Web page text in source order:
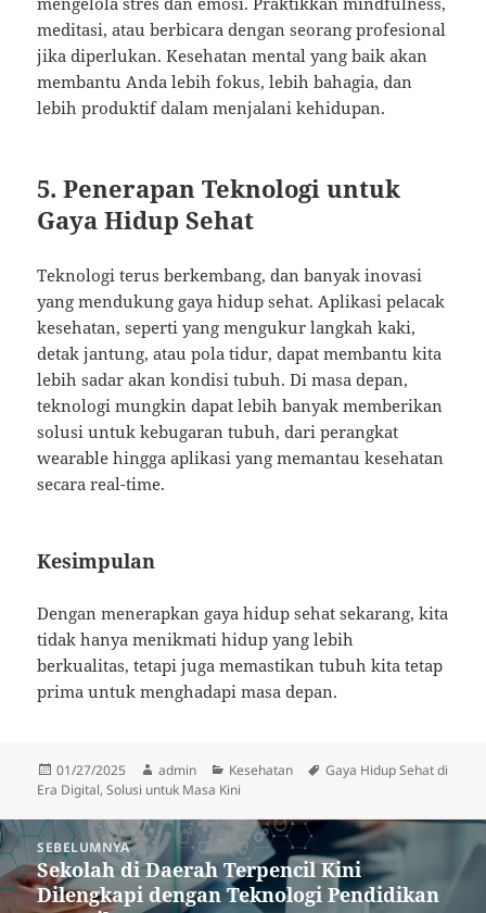
meditasi, atau berbicara dengan seorang profesional
jika diperlukan. Kesehatan mental yang baik akan
membantu Anda lebih fokus, lebih bahagia, dan
lebih produktif dalam menjalani kehidupan.
5.Penerapan Teknologi untuk
Gaya Hidup Sehat
Teknologi terus berkembang, dan banyak inovasi
yang mendukung gaya hidup sehat. Aplikasi pelacak
kesehatan, seperti yang mengukur langkah kaki,
detak jantung, atau pola tidur, dapat membantu kita
lebih sadar akan kondisi tubuh. Di masa depan,
teknologi mungkin dapat lebih banyak memberikan
solusi untuk kebugaran tubuh, dari perangkat
wearable hingga aplikasi yang memantau kesehatan
secara real-time.
Kesimpulan
Dengan menerapkan gaya hidup sehat sekarang, kita
tidak hanya menikmati hidup yang lebih
berkualitas, tetapi juga memastikan tubuh kita tetap
prima untuk menghadapi masa depan.
Diposkan
pada
01/27/2025 Penulis
admin Kategori
Kesehatan Tag
Gaya Hidup Sehat di
Era Digital,Solusi untuk Masa Kini
Navigasi
pos
SEBELUMNYA
Pos
sebelumnya:
Sekolah di Daerah Terpencil Kini
Dilengkapi dengan Teknologi Pendidikan